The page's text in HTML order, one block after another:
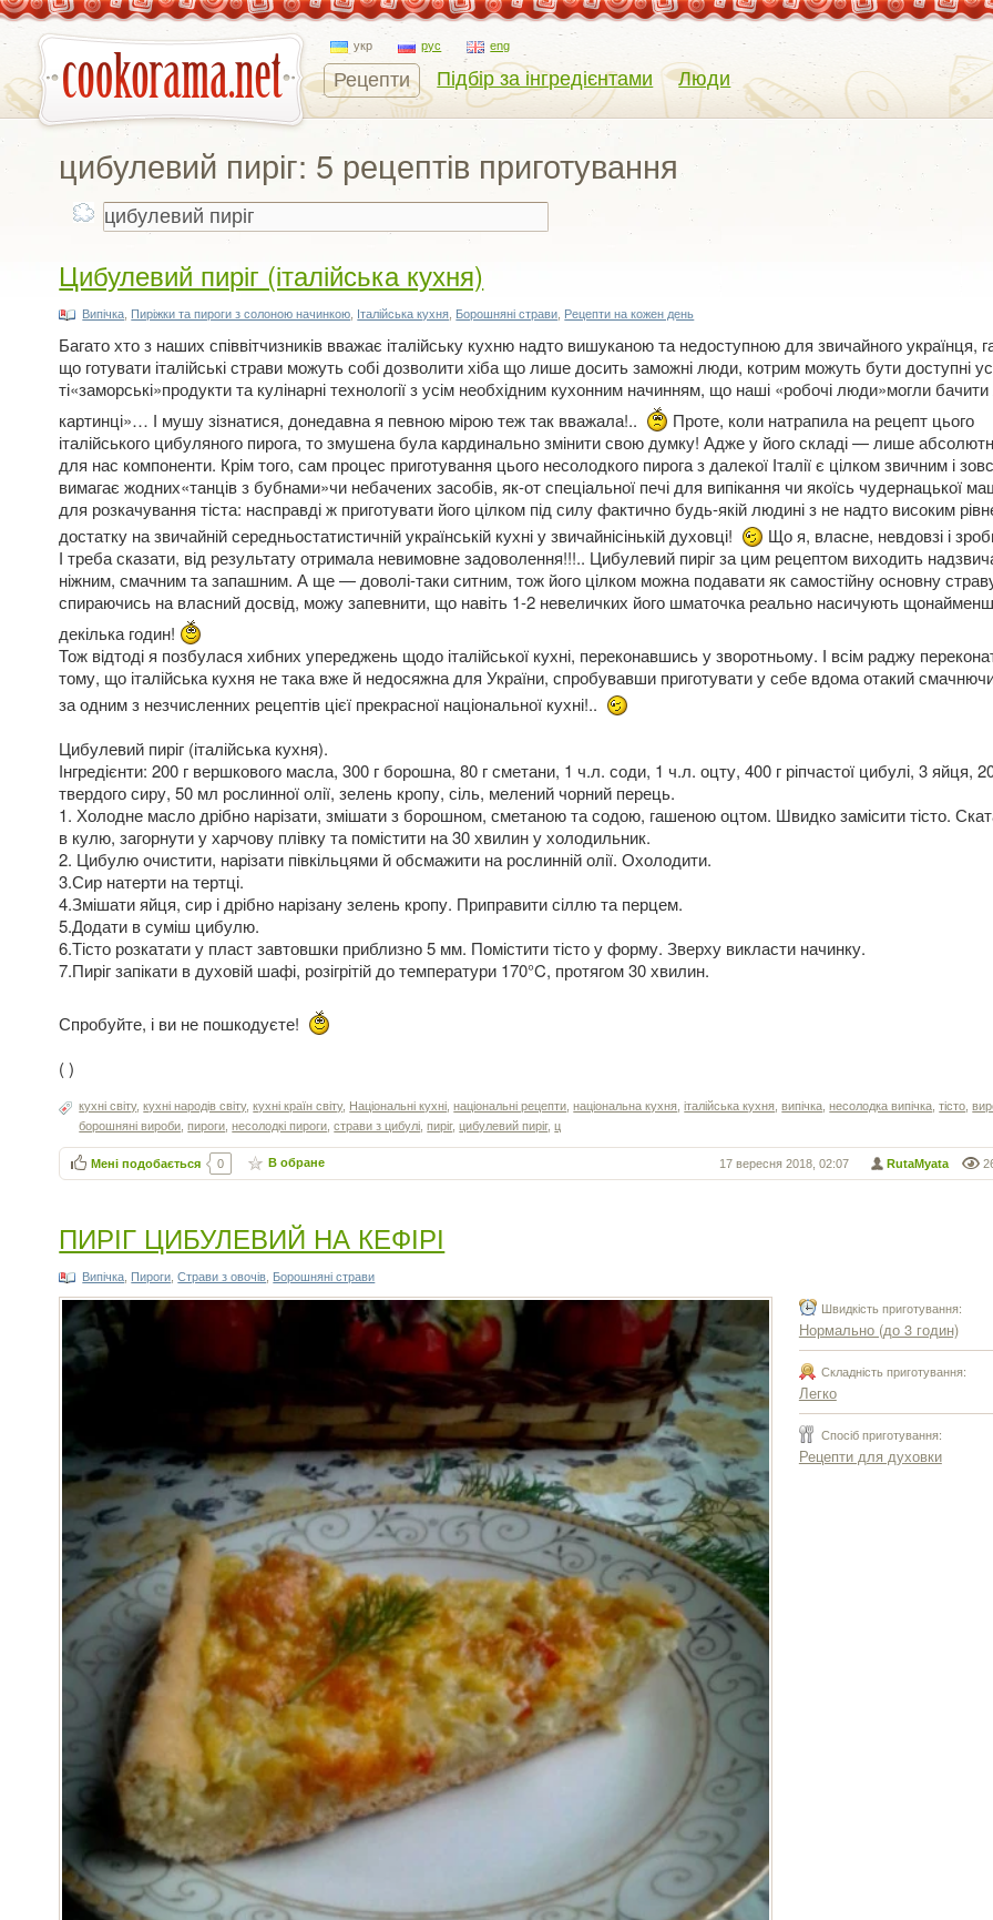
укр рус eng
Рецепти Підбір за інгредієнтами Люди
цибулевий пиріг: 5 рецептів приготування
Цибулевий пиріг (італійська кухня)
Випічка Пиріжки та пироги з солоною начинкою Італійська кухня Борошняні страви Рецепти на кожен день
Багато хто з наших співвітчизників вважає італійську кухню надто вишуканою та недоступною для звичайного українця,
що готувати італійські страви можуть собі дозволити хіба що лише досить заможні люди, котрим можуть бути доступні
ті«заморські»продукти та кулінарні технології з усім необхідним кухонним начинням, що наші «робочі люди»могли
картинці»… І мушу зізнатися, донедавна я певною мірою теж так вважала!..
Проте, коли натрапила на рецепт цього
італійського цибуляного пирога, то змушена була кардинально змінити свою думку! Адже у його складі — лише
для нас компоненти. Крім того, сам процес приготування цього несолодкого пирога з далекої Італії є цілком звичним і
вимагає жодних«танців з бубнами»чи небачених засобів, як-от спеціальної печі для випікання чи якоїсь чудернацької
для розкачування тіста: насправді ж приготувати його цілком під силу фактично будь-якій людині з не надто високим
достатку на звичайній середньостатистичній українській кухні у звичайнісінькій духовці!
Що я, власне, невдовзі і
І треба сказати, від результату отримала невимовне задоволення!!!.. Цибулевий пиріг за цим рецептом виходить
ніжним, смачним та запашним. А ще — доволі-таки ситним, тож його цілком можна подавати як самостійну основну
спираючись на власний досвід, можу запевнити, що навіть 1-2 невеличких його шматочка реально насичують
декілька годин!
Тож відтоді я позбулася хибних упереджень щодо італійської кухні, переконавшись у зворотньому. І всім раджу
тому, що італійська кухня не така вже й недосяжна для України, спробувавши приготувати у себе вдома отакий
за одним з незчисленних рецептів цієї прекрасної національної кухні!..
Цибулевий пиріг (італійська кухня).
Інгредієнти: 200 г вершкового масла, 300 г борошна, 80 г сметани, 1 ч.л. соди, 1 ч.л. оцту, 400 г ріпчастої цибулі, 3 яйця,
твердого сиру, 50 мл рослинної олії, зелень кропу, сіль, мелений чорний перець.
1. Холодне масло дрібно нарізати, змішати з борошном, сметаною та содою, гашеною оцтом. Швидко замісити тісто.
в кулю, загорнути у харчову плівку та помістити на 30 хвилин у холодильник.
2. Цибулю очистити, нарізати півкільцями й обсмажити на рослинній олії. Охолодити.
3.Сир натерти на тертці.
4.Змішати яйця, сир і дрібно нарізану зелень кропу. Приправити сіллю та перцем.
5.Додати в суміш цибулю.
6.Тісто розкатати у пласт завтовшки приблизно 5 мм. Помістити тісто у форму. Зверху викласти начинку.
7.Пиріг запікати в духовій шафі, розігрітій до температури 170°C, протягом 30 хвилин.
Спробуйте, і ви не пошкодуєте!
()
кухні світу,кухні народів світу,кухні країн світу, Національні кухні ,національні рецепти ,національна кухня ,італійська кухня ,випічка ,несолодка випічка ,тісто ,
борошняні вироби ,пироги ,несолодкі пироги ,страви з цибулі ,пиріг,цибулевий пиріг,ц
RutaMyata
17 вересня 2018, 02:07
Мені подобається 0 В обране
ПИРІГ ЦИБУЛЕВИЙ НА КЕФІРІ
Випічка Пироги ,Страви з овочів Борошняні страви
Швидкість приготування:
Нормально (до 3 годин)
Складність приготування:
Легко
Спосіб приготування:
Рецепти для духовки